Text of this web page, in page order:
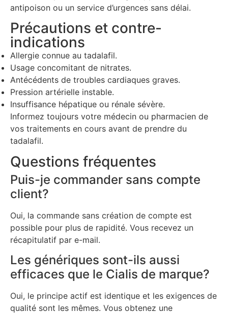
antipoison ou un service d’urgences sans délai.
Précautions et contre-
indications
Allergie connue au tadalafil.
Usage concomitant de nitrates.
Antécédents de troubles cardiaques graves.
Pression artérielle instable.
Insuffisance hépatique ou rénale sévère.
Informez toujours votre médecin ou pharmacien de
vos traitements en cours avant de prendre du
tadalafil.
Questions fréquentes
Puis-je commander sans compte
client?
Oui, la commande sans création de compte est
possible pour plus de rapidité. Vous recevez un
récapitulatif par e-mail.
Les génériques sont-ils aussi
efficaces que le Cialis de marque?
Oui, le principe actif est identique et les exigences de
qualité sont les mêmes. Vous obtenez une